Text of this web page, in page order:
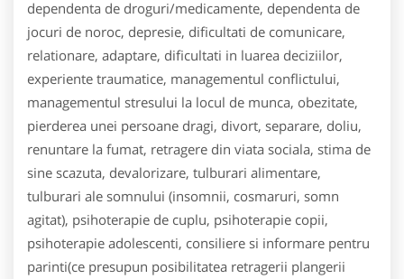
dependenta de droguri/medicamente, dependenta de
jocuri de noroc, depresie, dificultati de comunicare,
relationare, adaptare, dificultati in luarea deciziilor,
experiente traumatice, managementul conflictului,
managementul stresului la locul de munca, obezitate,
pierderea unei persoane dragi, divort, separare, doliu,
renuntare la fumat, retragere din viata sociala, stima de
sine scazuta, devalorizare, tulburari alimentare,
tulburari ale somnului (insomnii, cosmaruri, somn
agitat), psihoterapie de cuplu, psihoterapie copii,
psihoterapie adolescenti, consiliere si informare pentru
parinti(ce presupun posibilitatea retragerii plangerii